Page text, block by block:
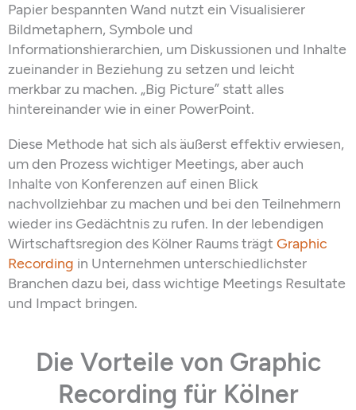
Papier bespannten Wand nutzt ein Visualisierer
Bildmetaphern, Symbole und
Informationshierarchien, um Diskussionen und Inhalte
zueinander in Beziehung zu setzen und leicht
merkbar zu machen. „Big Picture” statt alles
hintereinander wie in einer PowerPoint.
Diese Methode hat sich als äußerst effektiv erwiesen,
um den Prozess wichtiger Meetings, aber auch
Inhalte von Konferenzen auf einen Blick
nachvollziehbar zu machen und bei den Teilnehmern
wieder ins Gedächtnis zu rufen. In der lebendigen
Wirtschaftsregion des Kölner Raumsträgt Graphic
Recording in Unternehmen unterschiedlichster
Branchen dazu bei, dass wichtige Meetings Resultate
und Impact bringen.
Die Vorteile von Graphic
Recording für Kölner